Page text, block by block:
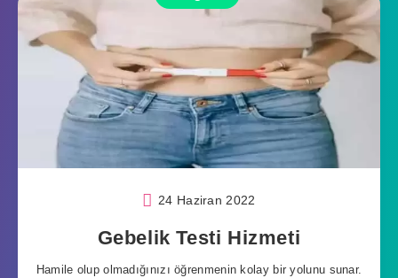
24 Haziran 2022
Gebelik Testi Hizmeti
Hamile olup olmadığınızı öğrenmenin kolay bir yolunu sunar.